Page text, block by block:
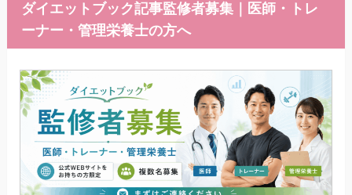
ダイエットブック記事監修者募集｜医師・トレ
ーナー・管理栄養士の方へ